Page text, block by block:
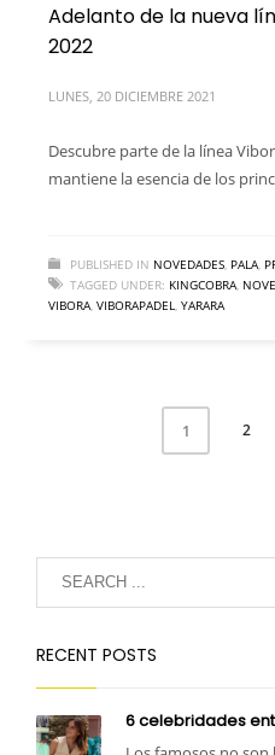
Adelanto de la nueva
2022
LUNES, 20 DICIEMBRE 2021
Descubre parte de la línea
mantiene la esencia de los
PUBLISHED IN NOVEDADES PALA
TAGGED UNDER: KINGCOBRA
VIBORA VIBORAPADEL YARARA
1 2
RECENT POSTS
6 celebridades